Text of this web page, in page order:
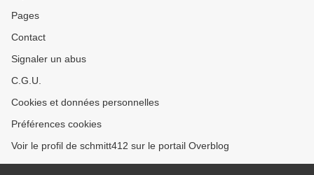
Pages
Contact
Signaler un abus
C.G.U.
Cookies et données personnelles
Préférences cookies
Voir le profil de schmitt412 sur le portail Overblog